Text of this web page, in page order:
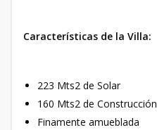
Características de la Villa:
223 Mts2 de Solar
160 Mts2 de Construcción
Finamente amueblada